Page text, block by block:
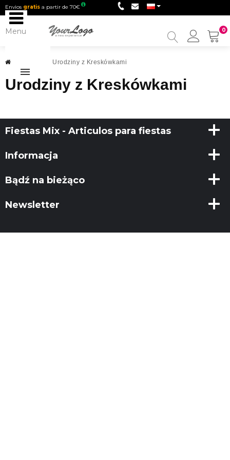
Envios gratis a partir de 70€
0
My
Menu
Urodziny z Kreskówkami
Urodziny z Kreskówkami
Fiestas Mix - Articulos para fiestas
Informacja
Bądź na bieżąco
Newsletter